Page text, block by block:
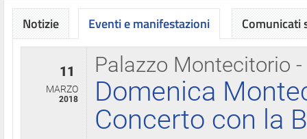
Notizie Eventi e manifestazioni
Palazzo Montecitorio
11
MARZO
2018
Domenica
Concerto con la
Comunicati